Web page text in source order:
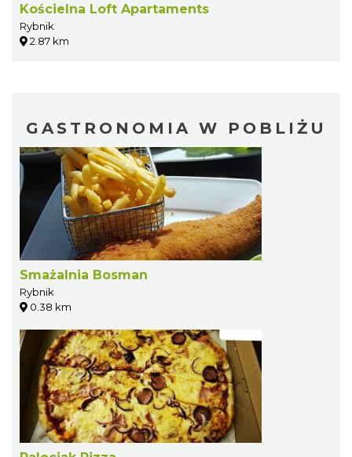
Kościelna Loft Apartaments
Rybnik
2.87 km
GASTRONOMIA W POBLIŻU
Smażalnia Bosman
Rybnik
0.38 km